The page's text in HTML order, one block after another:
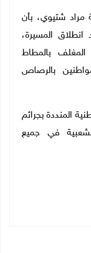
مراد شتيوي، بأن
المسيرة،
المغلف بالمطاط
الصوت، ما أدى لإصابة 3 مواطنين بالرصاص
المنددة بجرائم
في جميع